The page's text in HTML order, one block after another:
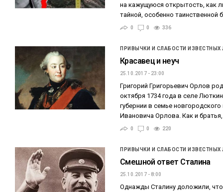
на кажущуюся открытость, как
тайной, особенно таинственной
0 0 336
ПРИВЫЧКИ И СЛАБОСТИ
Красавец и неуч
25.10.2017 - 23:00
Григорий Григорьевич Орлов
октября 1734 года в селе
губернии в семье новгородского
Ивановича Орлова. Как и
0 0 220
ПРИВЫЧКИ И СЛАБОСТИ
Смешной ответ Сталина
25.10.2017 - 8:00
Однажды Сталину доложили,